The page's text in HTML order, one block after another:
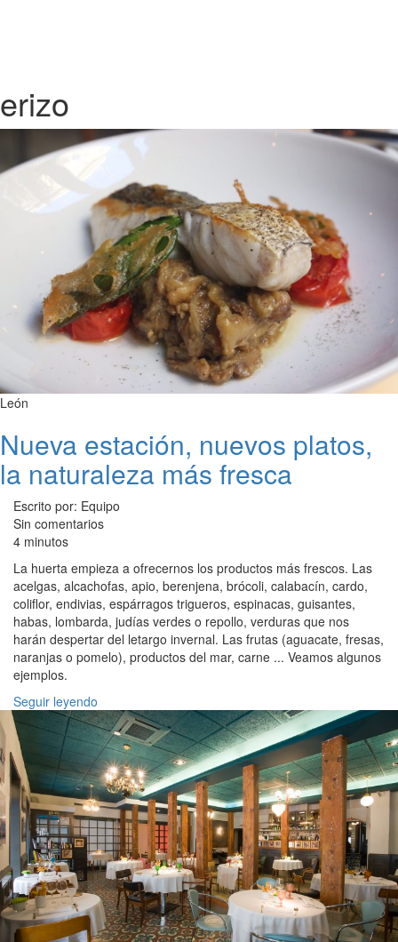
erizo
León
Nueva estación, nuevos platos,
la naturaleza más fresca
Escrito por: Equipo
Sin comentarios
4 minutos
La huerta empieza a ofrecernos los productos más frescos. Las
acelgas, alcachofas, apio, berenjena, brócoli, calabacín, cardo,
coliflor, endivias, espárragos trigueros, espinacas, guisantes,
habas, lombarda, judías verdes o repollo, verduras que nos
harán despertar del letargo invernal. Las frutas (aguacate, fresas,
naranjas o pomelo), productos del mar, carne ... Veamos algunos
ejemplos.
Seguir leyendo